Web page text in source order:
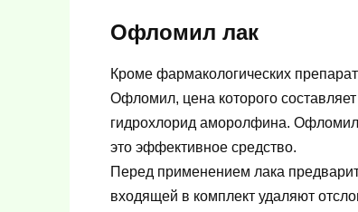
Офломил лак
Кроме фармакологических
Офломил, цена которого
гидрохлорид аморолфина. Офломил
это эффективное средство.
Перед применением лака
входящей в комплект удаляют